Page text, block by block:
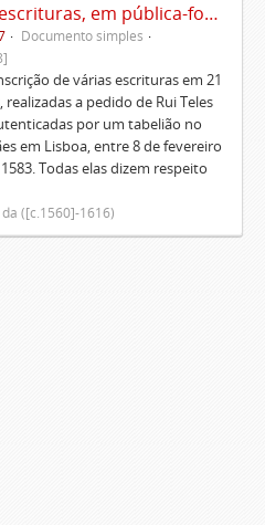
Treslado de escrituras, em pública-forma, de Rui Teles de Meneses
Documento simples
de várias escrituras em 21
a pedido de Rui Teles
por um tabelião no
em Lisboa, entre 8 de fevereiro
Todas elas dizem respeito
([c.1560]-1616)